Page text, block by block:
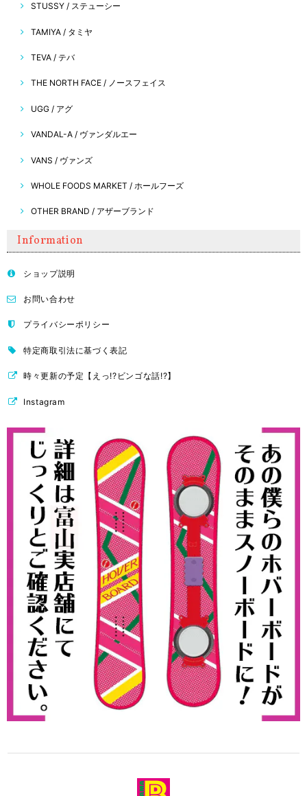
STUSSY / ステューシー
TAMIYA / タミヤ
TEVA / テバ
THE NORTH FACE / ノースフェイス
UGG / アグ
VANDAL-A / ヴァンダルエー
VANS / ヴァンズ
WHOLE FOODS MARKET / ホールフーズ
OTHER BRAND / アザーブランド
Information
ショップ説明
お問い合わせ
プライバシーポリシー
特定商取引法に基づく表記
時々更新の予定【えっ!?ビンゴな話!?】
Instagram